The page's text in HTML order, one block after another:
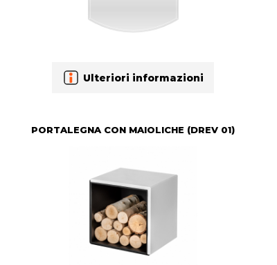
Ulteriori informazioni
PORTALEGNA CON MAIOLICHE (DREV 01)